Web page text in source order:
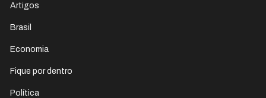
Artigos
Brasil
Economia
Fique por dentro
Política